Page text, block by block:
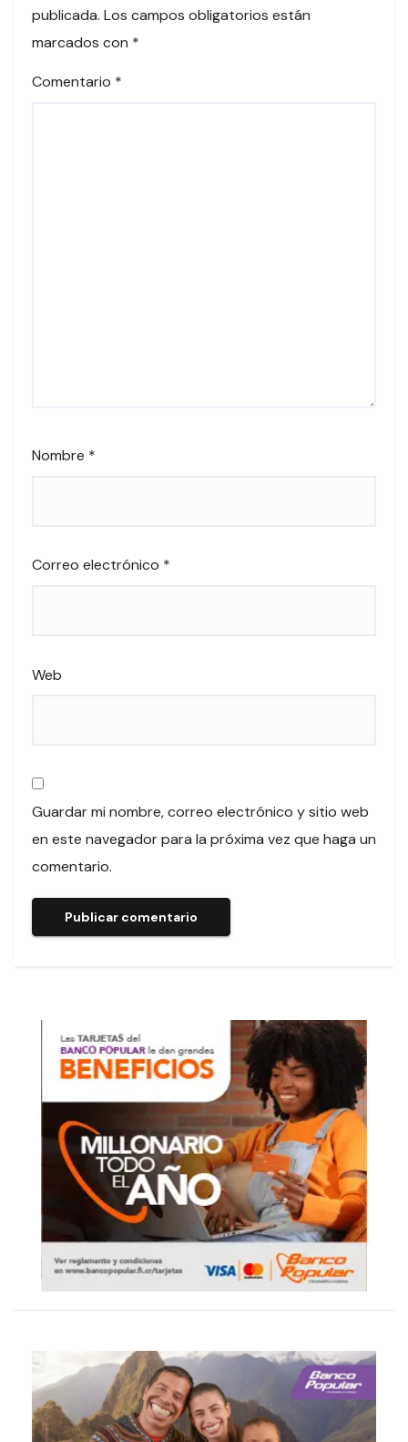
publicada. Los campos obligatorios están
marcados con *
Comentario *
Nombre *
Correo electrónico *
Web
Guardar mi nombre, correo electrónico y sitio web
en este navegador para la próxima vez que haga un
comentario.